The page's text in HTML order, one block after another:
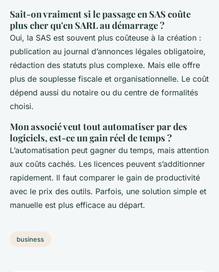
Sait-on vraiment si le passage en SAS coûte
plus cher qu'en SARL au démarrage ?
Oui, la SAS est souvent plus coûteuse à la création :
publication au journal d’annonces légales obligatoire,
rédaction des statuts plus complexe. Mais elle offre
plus de souplesse fiscale et organisationnelle. Le coût
dépend aussi du notaire ou du centre de formalités
choisi.
Mon associé veut tout automatiser par des
logiciels, est-ce un gain réel de temps ?
L’automatisation peut gagner du temps, mais attention
aux coûts cachés. Les licences peuvent s’additionner
rapidement. Il faut comparer le gain de productivité
avec le prix des outils. Parfois, une solution simple et
manuelle est plus efficace au départ.
business